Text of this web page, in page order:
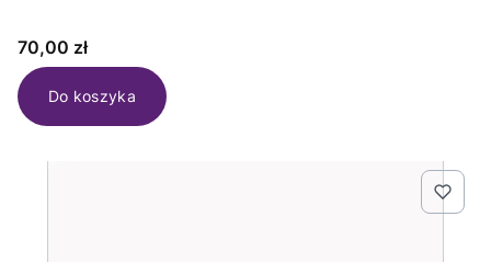
Cena
70,00 zł
Do koszyka